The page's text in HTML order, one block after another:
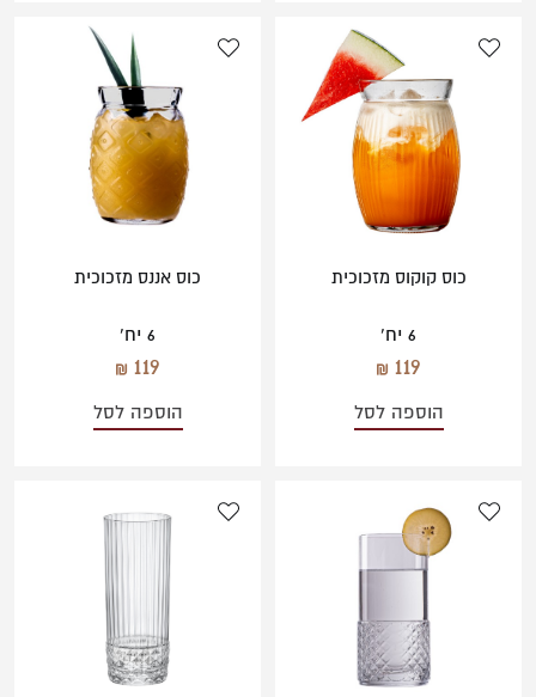
כוס קוקוס מזכוכית
6 יח'
119
הוספה לסל
כוס אננס מזכוכית
6 יח'
119
הוספה לסל